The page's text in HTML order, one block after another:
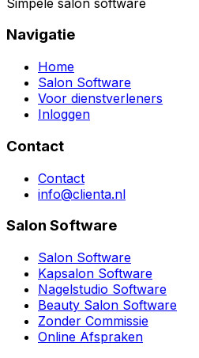
Navigatie
Home
Salon Software
Voor dienstverleners
Inloggen
Contact
Contact
info@clienta.nl
Salon Software
Salon Software
Kapsalon Software
Nagelstudio Software
Beauty Salon Software
Zonder Commissie
Online Afspraken